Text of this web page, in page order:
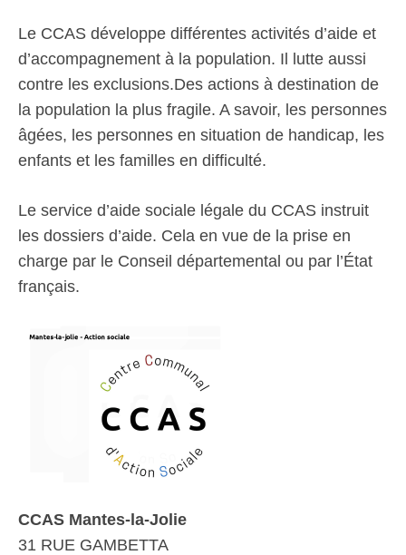
Le CCAS développe différentes activités d’aide et
d’accompagnement à la population. Il lutte aussi
contre les exclusions.Des actions à destination de
la population la plus fragile. A savoir, les personnes
âgées, les personnes en situation de handicap, les
enfants et les familles en difficulté.
Le service d’aide sociale légale du CCAS instruit
les dossiers d’aide. Cela en vue de la prise en
charge par le Conseil départemental ou par l’État
français.
CCAS Mantes-la-Jolie
31 RUE GAMBETTA